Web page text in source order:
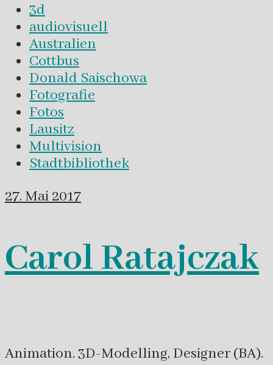
3d
audiovisuell
Australien
Cottbus
Donald Saischowa
Fotografie
Fotos
Lausitz
Multivision
Stadtbibliothek
27. Mai 2017
Carol Ratajczak
Animation. 3D-Modelling, Designer (BA).